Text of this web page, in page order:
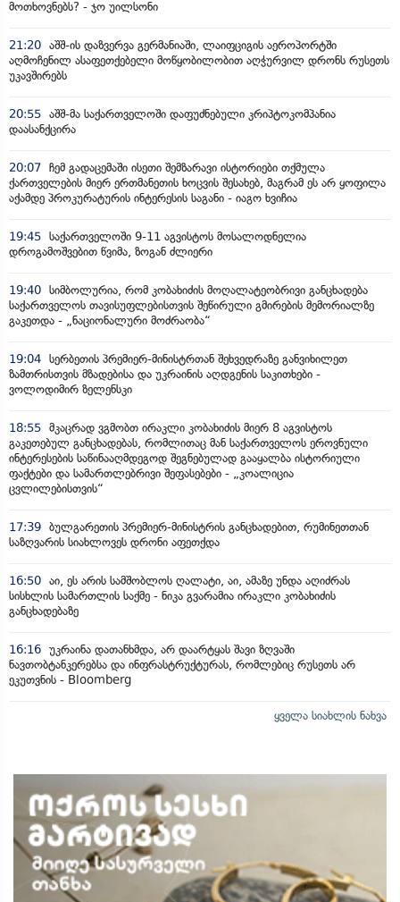
მოთხოვნებს? - ჯო უილსონი
21:20 აშშ-ის დაზვერვა გერმანიაში, ლაიფციგის აეროპორტში
აღმოჩენილ ასაფეთქებელი მოწყობილობით აღჭურვილ დრონს რუსეთს
უკავშირებს
20:55 აშშ-მა საქართველოში დაფუძნებული კრიპტოკომპანია
დაასანქცირა
20:07 ჩემ გადაცემაში ისეთი შემზარავი ისტორიები თქმულა
ქართველების მიერ ერთმანეთის ხოცვის შესახებ, მაგრამ ეს არ ყოფილა
აქამდე პროკურატურის ინტერესის საგანი - იაგო ხვიჩია
19:45 საქართველოში 9-11 აგვისტოს მოსალოდნელია
დროგამოშვებით წვიმა, ზოგან ძლიერი
19:40 სიმბოლურია, რომ კობახიძის მოღალატეობრივი განცხადება
საქართველოს თავისუფლებისთვის შეწირული გმირების მემორიალზე
გაკეთდა - „ნაციონალური მოძრაობა“
19:04 სერბეთის პრემიერ-მინისტრთან შეხვედრაზე განვიხილეთ
ზამთრისთვის მზადებისა და უკრაინის აღდგენის საკითხები -
ვოლოდიმირ ზელენსკი
18:55 მკაცრად ვგმობთ ირაკლი კობახიძის მიერ 8 აგვისტოს
გაკეთებულ განცხადებას, რომლითაც მან საქართველოს ეროვნული
ინტერესების საწინააღმდეგოდ შეგნებულად გააყალბა ისტორიული
ფაქტები და სამართლებრივი შეფასებები - „კოალიცია
ცვლილებისთვის“
17:39 ბულგარეთის პრემიერ-მინისტრის განცხადებით, რუმინეთთან
საზღვარის სიახლოვეს დრონი აფეთქდა
16:50 აი, ეს არის სამშობლოს ღალატი, აი, ამაზე უნდა აღიძრას
სისხლის სამართლის საქმე - ნიკა გვარამია ირაკლი კობახიძის
განცხადებაზე
16:16 უკრაინა დათანხმდა, არ დაარტყას შავი ზღვაში
ნავთობტანკერებსა და ინფრასტრუქტურას, რომლებიც რუსეთს არ
ეკუთვნის - Bloomberg
ყველა სიახლის ნახვა